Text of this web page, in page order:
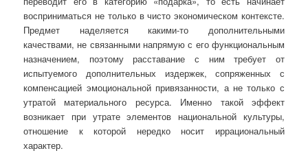
восприниматься не только в чисто экономическом контексте.
Предмет наделяется какими-то дополнительными
качествами, не связанными напрямую с его функциональным
назначением, поэтому расставание с ним требует от
испытуемого дополнительных издержек, сопряженных с
компенсацией эмоциональной привязанности, а не только с
утратой материального ресурса. Именно такой эффект
возникает при утрате элементов национальной культуры,
отношение к которой нередко носит иррациональный
характер.